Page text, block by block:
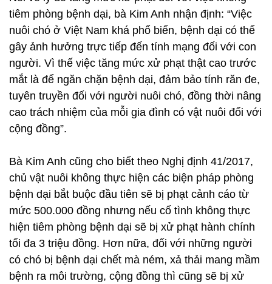
tiêm phòng bệnh dại, bà Kim Anh nhận định: “Việc
nuôi chó ở Việt Nam khá phổ biến, bệnh dại có thể
gây ảnh hưởng trực tiếp đến tính mạng đối với con
người. Vì thế việc tăng mức xử phạt thật cao trước
mắt là để ngăn chặn bệnh dại, đảm bảo tính răn đe,
tuyên truyền đối với người nuôi chó, đồng thời nâng
cao trách nhiệm của mỗi gia đình có vật nuôi đối với
cộng đồng”.
Bà Kim Anh cũng cho biết theo Nghị định 41/2017,
chủ vật nuôi không thực hiện các biện pháp phòng
bệnh dại bắt buộc đầu tiên sẽ bị phạt cảnh cáo từ
mức 500.000 đồng nhưng nếu cố tình không thực
hiện tiêm phòng bệnh dại sẽ bị xử phạt hành chính
tối đa 3 triệu đồng. Hơn nữa, đối với những người
có chó bị bệnh dại chết mà ném, xả thải mang mầm
bệnh ra môi trường, cộng đồng thì cũng sẽ bị xử